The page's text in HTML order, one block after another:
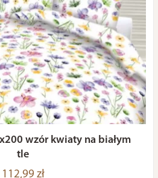
wzór kwiaty na białym
tle
112,99 zł